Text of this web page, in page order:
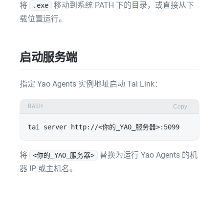
将 .exe
移动到系统 PATH 下的目录，或直接从下
载位置运行。
启动服务端
指定 Yao Agents 实例地址启动 Tai Link：
BASH Copy
将 <你的_YAO_服务器>
替换为运行 Yao Agents 的机
器 IP 或主机名。